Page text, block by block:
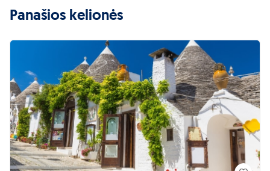
Panašios kelionės